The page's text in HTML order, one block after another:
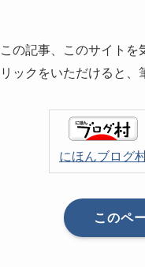
この記事、このサイトを
リックをいただけると、
にほんブログ
このペ